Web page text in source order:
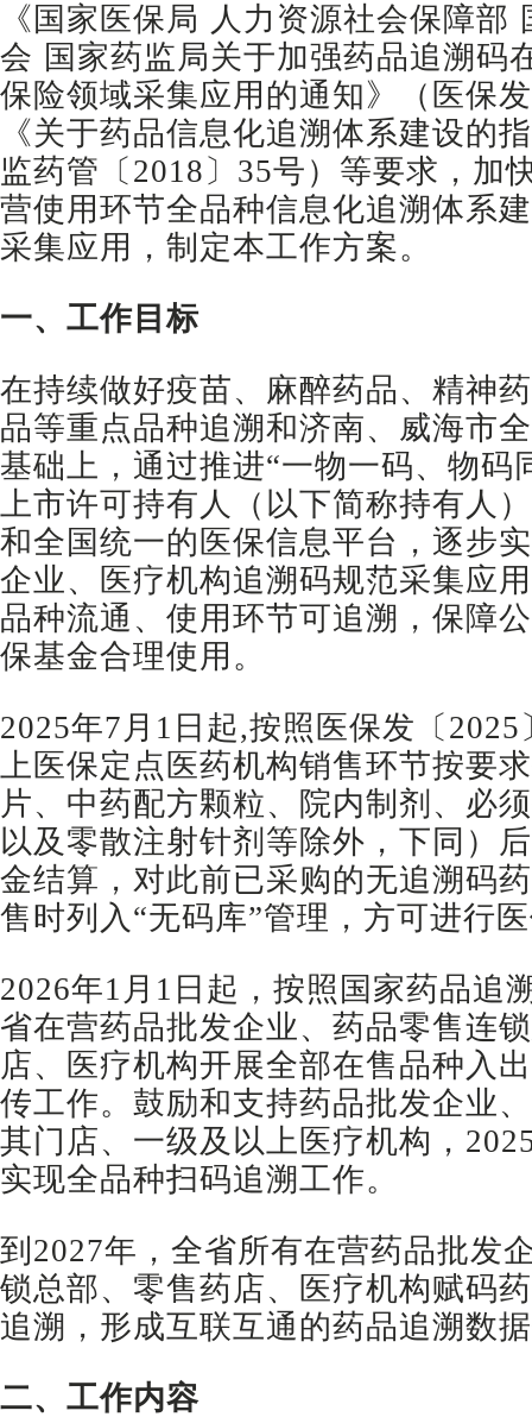
《国家医保局 人力资源社会保障部
会 国家药监局关于加强药品追溯码
保险领域采集应用的通知》（医保
《关于药品信息化追溯体系建设的
监药管〔2018〕35号）等要求，加
营使用环节全品种信息化追溯体系
采集应用，制定本工作方案。
一、工作目标
在持续做好疫苗、麻醉药品、精神
品等重点品种追溯和济南、威海市
基础上，通过推进“一物一码、物码
上市许可持有人（以下简称持有人
和全国统一的医保信息平台，逐步
企业、医疗机构追溯码规范采集应
品种流通、使用环节可追溯，保障
保基金合理使用。
2025年7月1日起,按照医保发〔
上医保定点医药机构销售环节按要
片、中药配方颗粒、院内制剂、必
以及零散注射针剂等除外，下同）
金结算，对此前已采购的无追溯码
售时列入“无码库”管理，方可进行
2026年1月1日起，按照国家药品追
省在营药品批发企业、药品零售连
店、医疗机构开展全部在售品种入
传工作。鼓励和支持药品批发企业
其门店、一级及以上医疗机构，
实现全品种扫码追溯工作。
到2027年，全省所有在营药品批发
锁总部、零售药店、医疗机构赋码
追溯，形成互联互通的药品追溯数
二、工作内容